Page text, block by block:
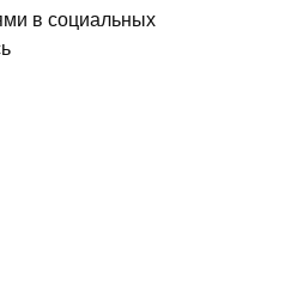
в социальных